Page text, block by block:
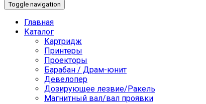
Toggle navigation
Главная
Каталог
Картридж
Принтеры
Проекторы
Барабан / Драм-юнит
Девелопер
Дозирующее лезвие/Ракель
Магнитный вал/вал проявки